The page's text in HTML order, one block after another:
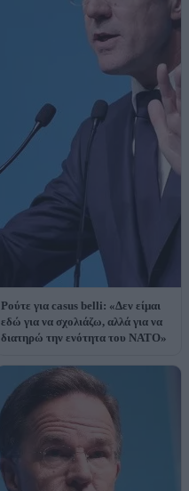
Ρούτε για casus belli: «Δεν είμαι
εδώ για να σχολιάζω, αλλά για να
διατηρώ την ενότητα του ΝΑΤΟ»